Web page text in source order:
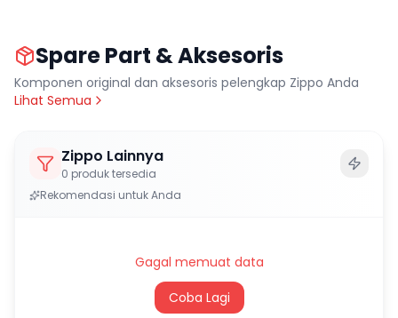
Spare Part & Aksesoris
Komponen original dan aksesoris pelengkap Zippo Anda
Lihat Semua
Zippo Lainnya
0 produk tersedia
Rekomendasi untuk Anda
Gagal memuat data
Coba Lagi